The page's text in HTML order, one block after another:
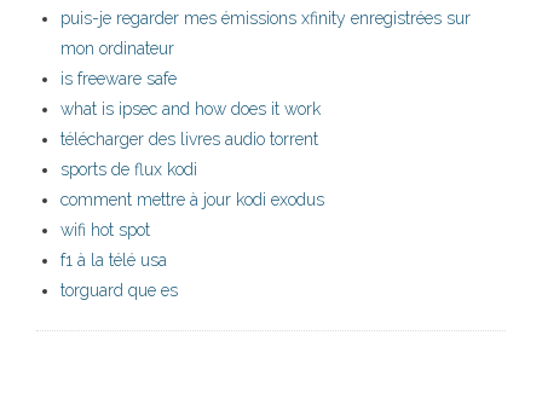
puis-je regarder mes émissions xfinity enregistrées sur
mon ordinateur
is freeware safe
what is ipsec and how does it work
télécharger des livres audio torrent
sports de flux kodi
comment mettre à jour kodi exodus
wifi hot spot
f1 à la télé usa
torguard que es